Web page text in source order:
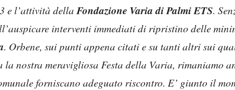
e l’attività dellaFondazione Varia di Palmi ETS.
interventi immediati di ripristino delle
. Orbene, sui punti appena citati e su tanti altri sui
la nostra meravigliosa Festa della Varia, rimaniamo
forniscano adeguato riscontro. E’ giunto il